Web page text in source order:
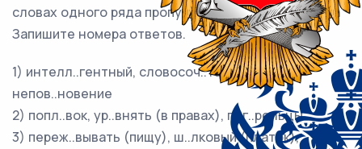
словах одного ряда пропущена одна и та же буква
Запишите номера ответов.
1) интелл..гентный, словосоч..тание,
непов..новение
2) попл..вок, ур..внять (в правах), пог..рельцы
3) переж..вывать (пищу), ш..лковый (платок),